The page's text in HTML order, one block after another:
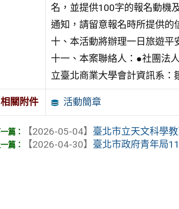
名，並提供100字的報名動機
通知，請留意報名時所提供的
十、本活動將辦理一日旅遊平
十一、本案聯絡人：●社團法
立臺北商業大學會計資訊系
相關附件 活動簡章
【2026-05-04】 臺北市立天文科學
【2026-04-30】 臺北市政府青年局